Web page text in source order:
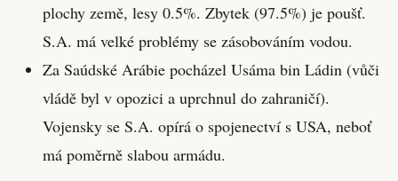
plochy země, lesy 0.5%. Zbytek (97.5%) je poušť.
S.A. má velké problémy se zásobováním vodou.
Za Saúdské Arábie pocházel Usáma bin Ládin (vůči
vládě byl v opozici a uprchnul do zahraničí).
Vojensky se S.A. opírá o spojenectví s USA, neboť
má poměrně slabou armádu.